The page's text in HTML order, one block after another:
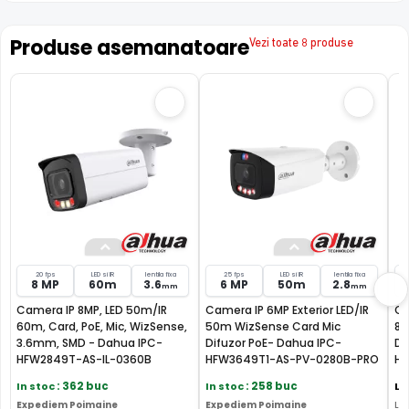
inregistrarii , activarea unei iesiri de alarma sau multe
altele.
Produse asemanatoareVezi toate 8 produse
20 fps
8 MP
LED si IR
60m
lentila fixa
3.6mm
Camera IP 8MP, LED 50m/IR
60m, Card, PoE, Mic, WizSense,
3.6mm, SMD - Dahua IPC-
HFW2849T-AS-IL-0360B
In stoc: 362 buc
Expediem Poimaine
25 fps
6 MP
LED si IR
50m
lentila fixa
2.8mm
Camera IP 6MP Exterior LED/IR
50m WizSense Card Mic
Difuzor PoE- Dahua IPC-
HFW3649T1-AS-PV-0280B-PRO
In stoc: 258 buc
Expediem Poimaine